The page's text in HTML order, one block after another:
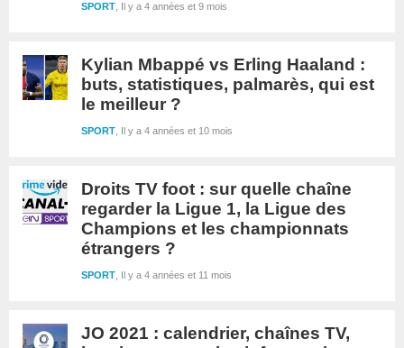
Il y a 4 années et 9 mois
SPORT
Kylian Mbappé vs Erling Haaland :
buts, statistiques, palmarès, qui est
le meilleur ?
Il y a 4 années et 10 mois
SPORT
Droits TV foot : sur quelle chaîne
regarder la Ligue 1, la Ligue des
Champions et les championnats
étrangers ?
Il y a 4 années et 11 mois
SPORT
JO 2021 : calendrier, chaînes TV,